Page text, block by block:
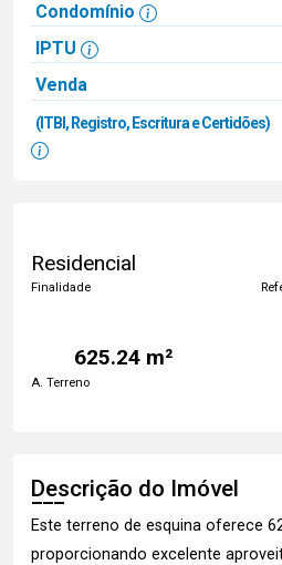
Condomínio
IPTU
Venda
(ITBI, Registro, Escritura e Certidões)
Residencial
Finalidade
625.24 m²
A. Terreno
Descrição do Imóvel
Este terreno de esquina oferece
proporcionando excelente